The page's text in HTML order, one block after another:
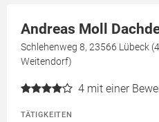
Andreas Moll
Schlehenweg 8, 23566 Lübeck
Weitendorf)
4 mit einer
TÄTIGKEITEN